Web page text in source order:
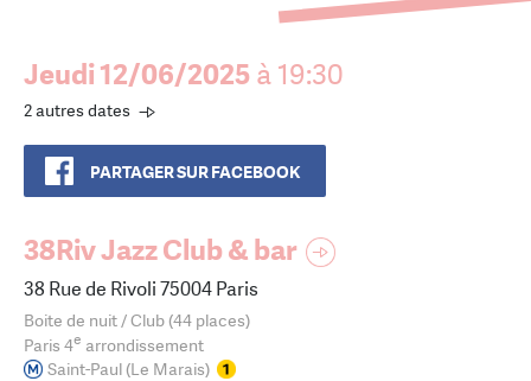
Jeudi 12/06/2025 à 19:30
2 autres dates
PARTAGER SUR FACEBOOK
38Riv Jazz Club & bar
38 Rue de Rivoli 75004 Paris
Boite de nuit / Club (44 places)
Paris 4e arrondissement
Saint-Paul (Le Marais)